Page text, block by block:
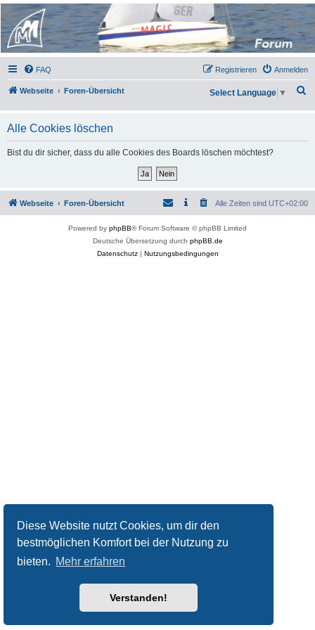
Diese Website nutzt Cookies, um dir den
bestmöglichen Komfort bei der Nutzung zu
bieten. Mehr erfahren
Verstanden!
Micro Magic Forum
Deutschland
FAQ Anmelden
Registrieren
Webseite Foren-Übersicht
h
Select Language ▼
Alle Cookies löschen
Bist du dir sicher, dass du alle Cookies des Boards löschen möchtest?
Webseite Foren-Übersicht Alle Zeiten sind UTC+02:00
Powered by phpBB® Forum Software © phpBB Limited
Deutsche Übersetzung durch phpBB.de
Datenschutz| Nutzungsbedingungen